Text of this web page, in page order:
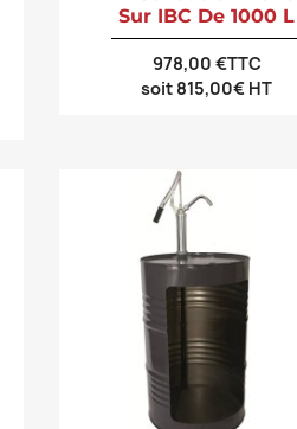
Sur IBC De 1000 L
978,00 €TTC
soit 815,00€ HT